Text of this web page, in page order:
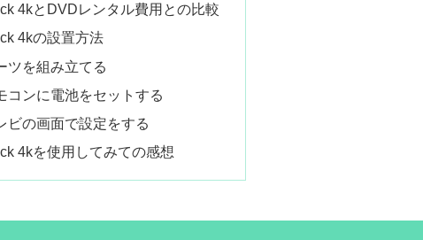
4kとDVDレンタル費用との比較
4kの設置方法
を組み立てる
ンに電池をセットする
の画面で設定をする
4kを使用してみての感想